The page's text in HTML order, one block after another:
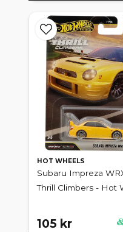
HOT WHEELS
Subaru Impreza
Thrill Climbers - Hot
105 kr